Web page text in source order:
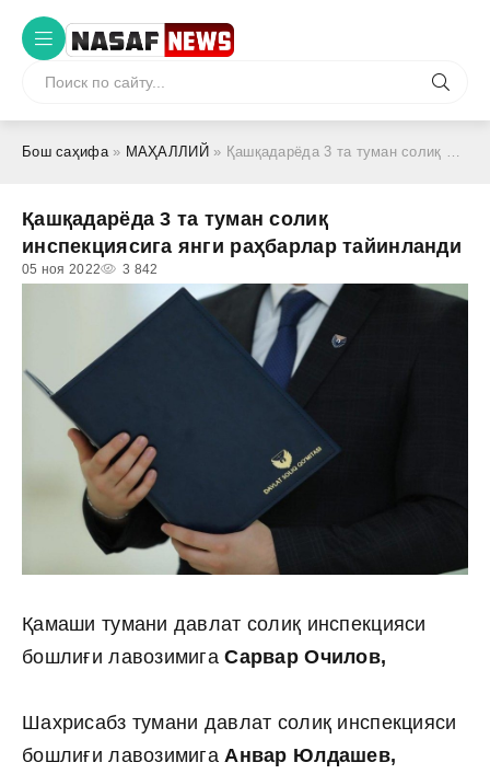
Бош саҳифа» МАҲАЛЛИЙ » Қашқадарёда 3 та туман солиқ инспекциясига янги раҳбарлар тайинланди
Қашқадарёда 3 та туман солиқ
инспекциясига янги раҳбарлар тайинланди
05 ноя 2022 3 842
Қамаши тумани давлат солиқ инспекцияси
бошлиғи лавозимигаСарвар Очилов,
Шахрисабз тумани давлат солиқ инспекцияси
бошлиғи лавозимигаАнвар Юлдашев,